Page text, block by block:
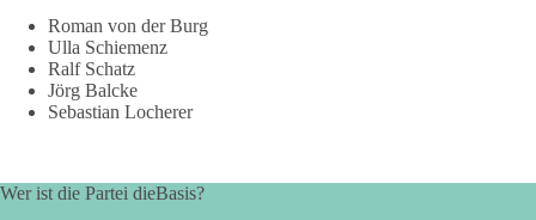
Roman von der Burg
Ulla Schiemenz
Ralf Schatz
Jörg Balcke
Sebastian Locherer
Wer ist die Partei dieBasis?